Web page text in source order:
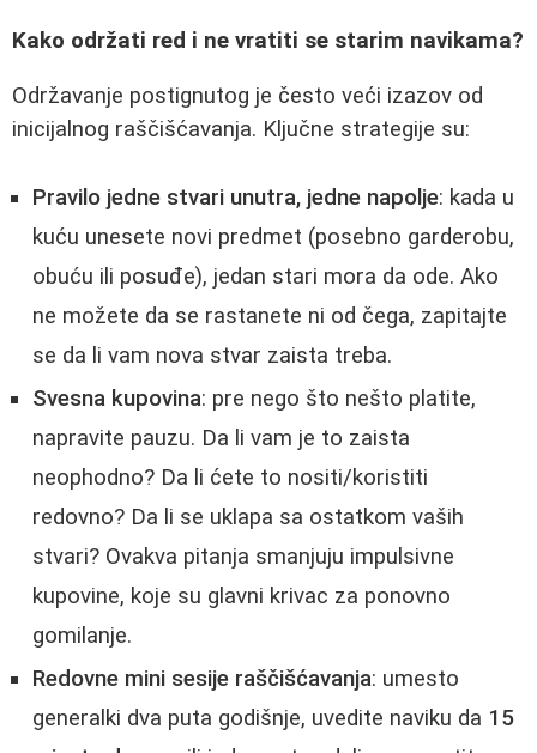
Kako održati red i ne vratiti se starim navikama?
Održavanje postignutog je često veći izazov od
inicijalnog raščišćavanja. Ključne strategije su:
Pravilo jedne stvari unutra, jedne napolje: kada u
kuću unesete novi predmet (posebno garderobu,
obuću ili posuđe), jedan stari mora da ode. Ako
ne možete da se rastanete ni od čega, zapitajte
se da li vam nova stvar zaista treba.
Svesna kupovina: pre nego što nešto platite,
napravite pauzu. Da li vam je to zaista
neophodno? Da li ćete to nositi/koristiti
redovno? Da li se uklapa sa ostatkom vaših
stvari? Ovakva pitanja smanjuju impulsivne
kupovine, koje su glavni krivac za ponovno
gomilanje.
Redovne mini sesije raščišćavanja: umesto
generalki dva puta godišnje, uvedite naviku da 15